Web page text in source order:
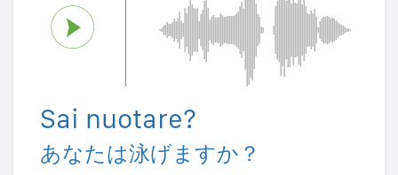
Sai nuotare?
あなたは泳げますか？